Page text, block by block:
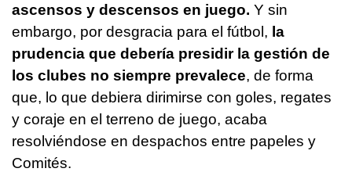
ascensos y descensos en juego. Y sin
embargo, por desgracia para el fútbol, la
prudencia que debería presidir la gestión de
los clubes no siempre prevalece, de forma
que, lo que debiera dirimirse con goles, regates
y coraje en el terreno de juego, acaba
resolviéndose en despachos entre papeles y
Comités.